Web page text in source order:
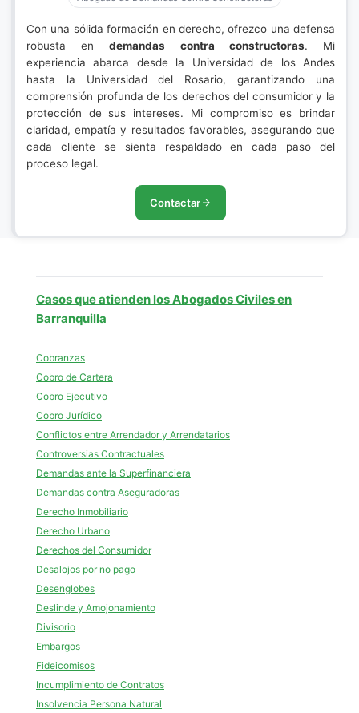
Con una sólida formación en derecho, ofrezco una defensa
robusta endemandas contra constructoras. Mi
experiencia abarca desde la Universidad de los Andes
hasta la Universidad del Rosario, garantizando una
comprensión profunda de los derechos del consumidor y la
protección de sus intereses. Mi compromiso es brindar
claridad, empatía y resultados favorables, asegurando que
cada cliente se sienta respaldado en cada paso del
proceso legal.
Contactar
Casos que atienden los Abogados Civiles en
Barranquilla
Cobranzas
Cobro de Cartera
Cobro Ejecutivo
Cobro Jurídico
Conflictos entre Arrendador y Arrendatarios
Controversias Contractuales
Demandas ante la Superfinanciera
Demandas contra Aseguradoras
Derecho Inmobiliario
Derecho Urbano
Derechos del Consumidor
Desalojos por no pago
Desenglobes
Deslinde y Amojonamiento
Divisorio
Embargos
Fideicomisos
Incumplimiento de Contratos
Insolvencia Persona Natural